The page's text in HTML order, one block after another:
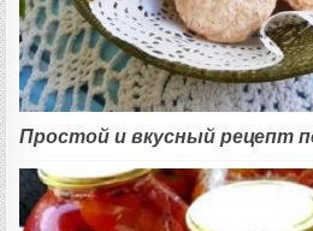
Простой и вкусный рецепт